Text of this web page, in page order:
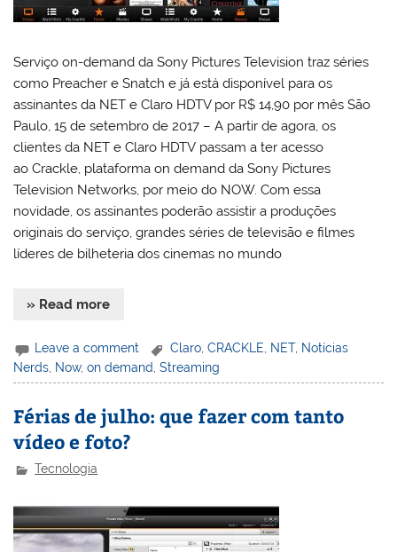
Serviço on-demand da Sony Pictures Television traz séries
como Preacher e Snatch e já está disponível para os
assinantes da NET e Claro HDTV por R$ 14,90 por mês São
Paulo, 15 de setembro de 2017 – A partir de agora, os
clientes da NET e Claro HDTV passam a ter acesso
ao Crackle, plataforma on demand da Sony Pictures
Television Networks, por meio do NOW. Com essa
novidade, os assinantes poderão assistir a produções
originais do serviço, grandes séries de televisão e filmes
líderes de bilheteria dos cinemas no mundo
» Read more
Leave a comment Claro ,CRACKLE NET, Notícias
Nerds Now,on demand ,Streaming
Férias de julho: que fazer com tanto
vídeo e foto?
Tecnologia